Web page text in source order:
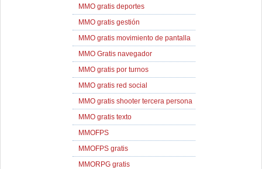
MMO gratis deportes
MMO gratis gestión
MMO gratis movimiento de pantalla
MMO Gratis navegador
MMO gratis por turnos
MMO gratis red social
MMO gratis shooter tercera persona
MMO gratis texto
MMOFPS
MMOFPS gratis
MMORPG gratis